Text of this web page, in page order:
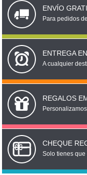
ENVÍO
Para pedidos
ENTREGA
A cualquier
REGALOS
CHEQUE
Solo tienes